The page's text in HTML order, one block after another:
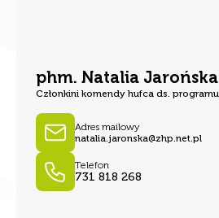
phm. Natalia Jarońska
Członkini komendy hufca ds. programu
Adres mailowy
natalia.jaronska@zhp.net.pl
Telefon
731 818 268